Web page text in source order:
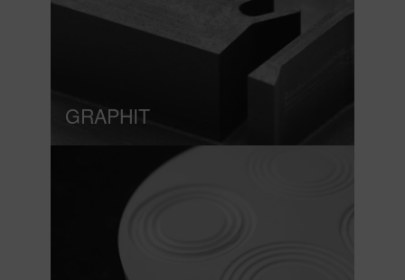
GRAPHIT